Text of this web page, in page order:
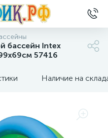
бассейн Intex
57416
Наличие на